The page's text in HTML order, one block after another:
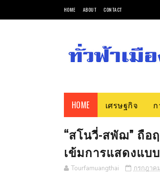
HOME ABOUT CONTACT
HOME เศรษฐกิจ
“สโนวี่-สพัฌ” ถื
เข้มการแสดงแบ
Tourfamuangthai กรกฎาค